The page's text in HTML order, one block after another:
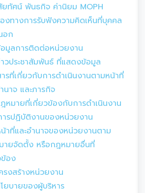
ยทัศน์ พันธกิจ ค่านิยม MOPH
งทางการรับฟังความคิดเห็นที่บุคคล
อก
มูลการติดต่อหน่วยงาน
วประชาสัมพันธ์ ที่แสดงข้อมูล
รที่เกี่ยวกับการดำเนินงานตามหน้าที่
นาจ และภารกิจ
หมายที่เกี่ยวข้องกับการดำเนินงาน
ารปฏิบัติงานของหน่วยงาน
าที่และอำนาจของหน่วยงานตาม
ายจัดตั้ง หรือกฎหมายอื่นที่
อง
รงสร้างหน่วยงาน
ยบายของผู้บริหาร